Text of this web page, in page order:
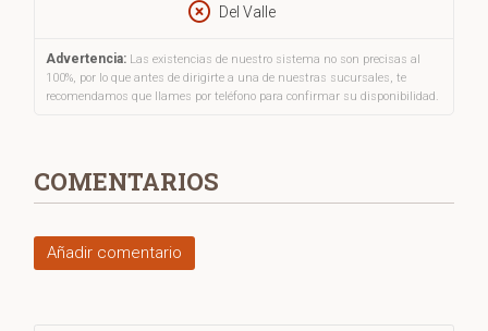
Del Valle
Advertencia: Las existencias de nuestro sistema no son precisas al
100%, por lo que antes de dirigirte a una de nuestras sucursales, te
recomendamos que llames por teléfono para confirmar su disponibilidad.
COMENTARIOS
Añadir comentario